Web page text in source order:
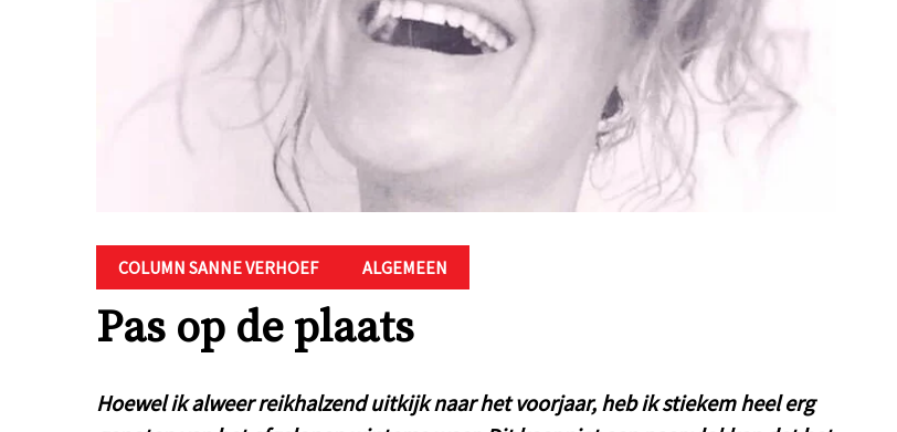
COLUMN SANNE VERHOEF ALGEMEEN
Pas op de plaats
Hoewel ik alweer reikhalzend uitkijk naar het voorjaar, heb ik stiekem heel erg